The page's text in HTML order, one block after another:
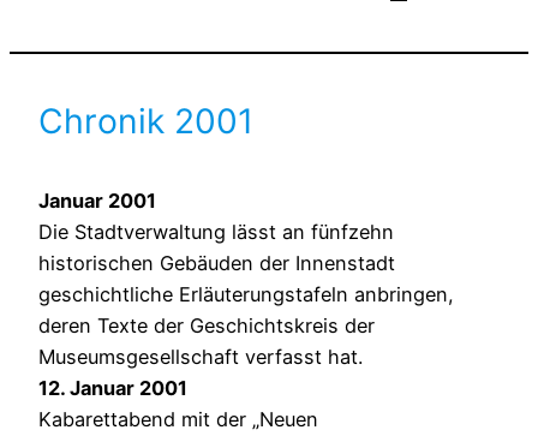
Chronik 2001
Januar 2001
Die Stadtverwaltung lässt an fünfzehn
historischen Gebäuden der Innenstadt
geschichtliche Erläuterungstafeln anbringen,
deren Texte der Geschichtskreis der
Museumsgesellschaft verfasst hat.
12. Januar 2001
Kabarettabend mit der „Neuen